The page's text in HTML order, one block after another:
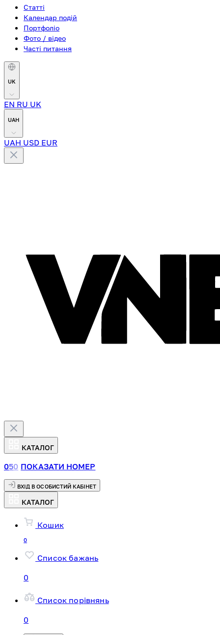
Статті
Календар подій
Портфоліо
Фото / відео
Часті питання
UK
EN RU UK
UAH
UAH USD EUR
КАТАЛОГ
050 ПОКАЗАТИ НОМЕР
ВХІД В ОСОБИСТИЙ КАБІНЕТ
КАТАЛОГ
Кошик
0
Список бажань
0
Список порівнянь
0